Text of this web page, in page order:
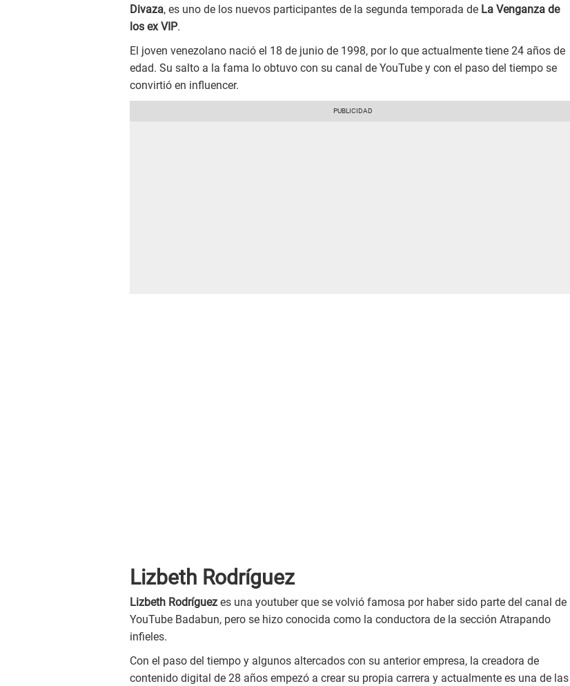
Divaza, es uno de los nuevos participantes de la segunda temporada de La Venganza de
los ex VIP.
El joven venezolano nació el 18 de junio de 1998, por lo que actualmente tiene 24 años de
edad. Su salto a la fama lo obtuvo con su canal de YouTube y con el paso del tiempo se
convirtió en influencer.
Lizbeth Rodríguez
Lizbeth Rodríguez es una youtuber que se volvió famosa por haber sido parte del canal de
YouTube Badabun, pero se hizo conocida como la conductora de la sección Atrapando
infieles.
Con el paso del tiempo y algunos altercados con su anterior empresa, la creadora de
contenido digital de 28 años empezó a crear su propia carrera y actualmente es una de las